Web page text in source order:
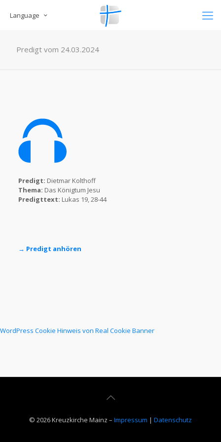
Language
Predigt vom 24.03.2024
Predigt: Dietmar Kolthoff
Thema: Das Königtum Jesu
Predigttext: Lukas 19, 28-44
→ Predigt anhören
© 2026 Kreuzkirche Mainz – Impressum | Datenschutz
WordPress Cookie Hinweis von Real Cookie Banner